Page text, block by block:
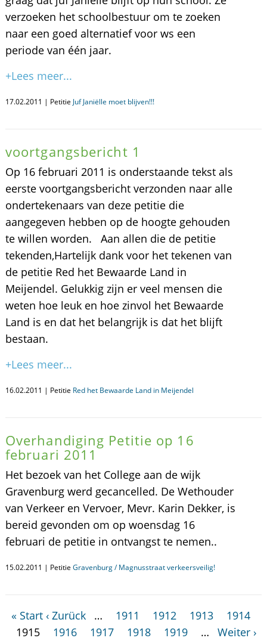
verzoeken het schoolbestuur om te zoeken
naar een goed alternatief voor ws een
periode van één jaar.
+Lees meer...
17.02.2011 | Petitie Juf Janiëlle moet blijven!!!
voortgangsbericht 1
Op 16 februari 2011 is onderstaande tekst als
eerste voortgangsbericht verzonden naar alle
ondertekenaars van deze petitie die
aangegeven hebben op de hoogte gehouden
te willen worden. Aan allen die de petitie
tekenden,Hartelijk dank voor het tekenen van
de petitie Red het Bewaarde Land in
Meijendel. Gelukkig zijn er veel mensen die
weten hoe leuk en hoe zinvol het Bewaarde
Land is en dat het belangrijk is dat het blijft
bestaan.
+Lees meer...
16.02.2011 | Petitie Red het Bewaarde Land in Meijendel
Overhandiging Petitie op 16
februari 2011
Het bezoek van het College aan de wijk
Gravenburg werd gecancelled. De Wethouder
van Verkeer en Vervoer, Mevr. Karin Dekker, is
bereid gevonden om op woensdag 16
februari de petitie in ontvangst te nemen..
15.02.2011 | Petitie Gravenburg / Magnusstraat verkeersveilig!
« Start ‹ Zurück … 1911 1912 1913
1914
1915
1916 1917 1918 1919 …
Weiter ›